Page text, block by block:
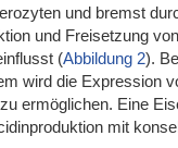
und bremst
und Freisetzung
(Abbildung 2).
wird die Expression
ermöglichen. Eine
mit